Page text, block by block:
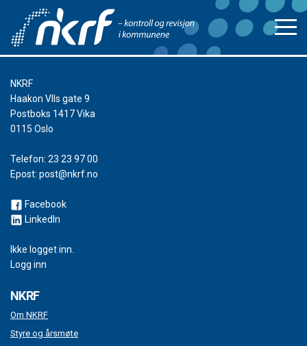
NKRF
Haakon VIIs gate 9
Postboks 1417 Vika
0115 Oslo
Telefon: 23 23 97 00
Epost: post@nkrf.no
Facebook
LinkedIn
Ikke logget inn.
Logg inn
NKRF
Om NKRF
Styre og årsmøte